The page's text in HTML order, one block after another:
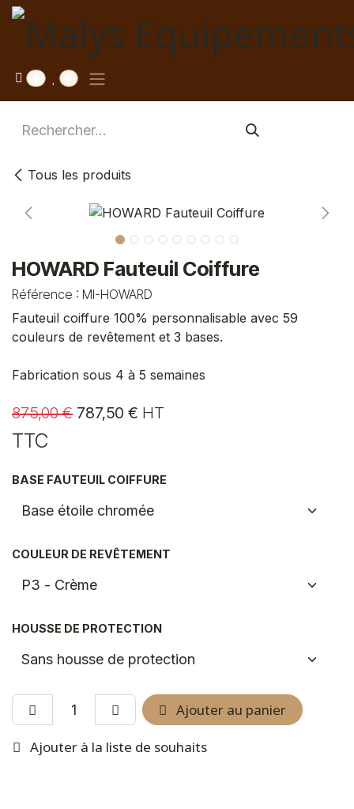
Se rendre au contenu
Tous les produits
HOWARD Fauteuil Coiffure
Référence : MI-HOWARD
Fauteuil coiffure 100% personnalisable avec 59
couleurs de revêtement et 3 bases.
Fabrication sous 4 à 5 semaines
875,00€ 787,50 € HT
TTC
BASE FAUTEUIL COIFFURE
COULEUR DE REVÊTEMENT
HOUSSE DE PROTECTION
Ajouter au panier
Ajouter à la liste de souhaits